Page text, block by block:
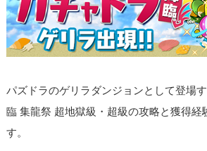
パズドラのゲリラダンジョンとして登場
臨 集龍祭 超地獄級・超級の攻略と獲得経
す。